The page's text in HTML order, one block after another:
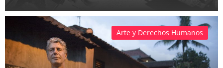
Arte y Derechos Humanos